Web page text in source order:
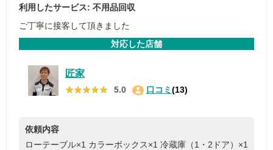
利用したサービス: 不用品回収
ご丁寧に接客して頂きました
対応した店舗
匠家
★★★★★
★★★★★ 5.0 口コミ (13)
依頼内容
ローテーブル×1 カラーボックス×1 冷蔵庫（1・2ドア）×1